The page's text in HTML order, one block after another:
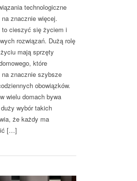
technologiczne
znacznie więcej.
to cieszyć się życiem i
rozwiązań. Dużą rolę
mają sprzęty
które
na znacznie szybsze
obowiązków.
wielu domach bywa
wybór takich
że każdy ma
[…]